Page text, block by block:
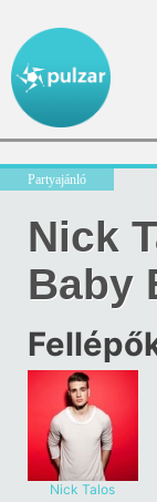
Partyajánló
Nick
Baby
Nick Talos